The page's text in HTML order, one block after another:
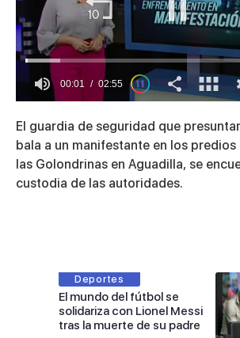
of
2
minutes,
55
seconds
00:01 02:55
El guardia de seguridad que
bala a un manifestante en los predios
las Golondrinas en Aguadilla, se
custodia de las autoridades.
Deportes
El mundo del fútbol se
solidariza con Lionel Messi
tras la muerte de su padre